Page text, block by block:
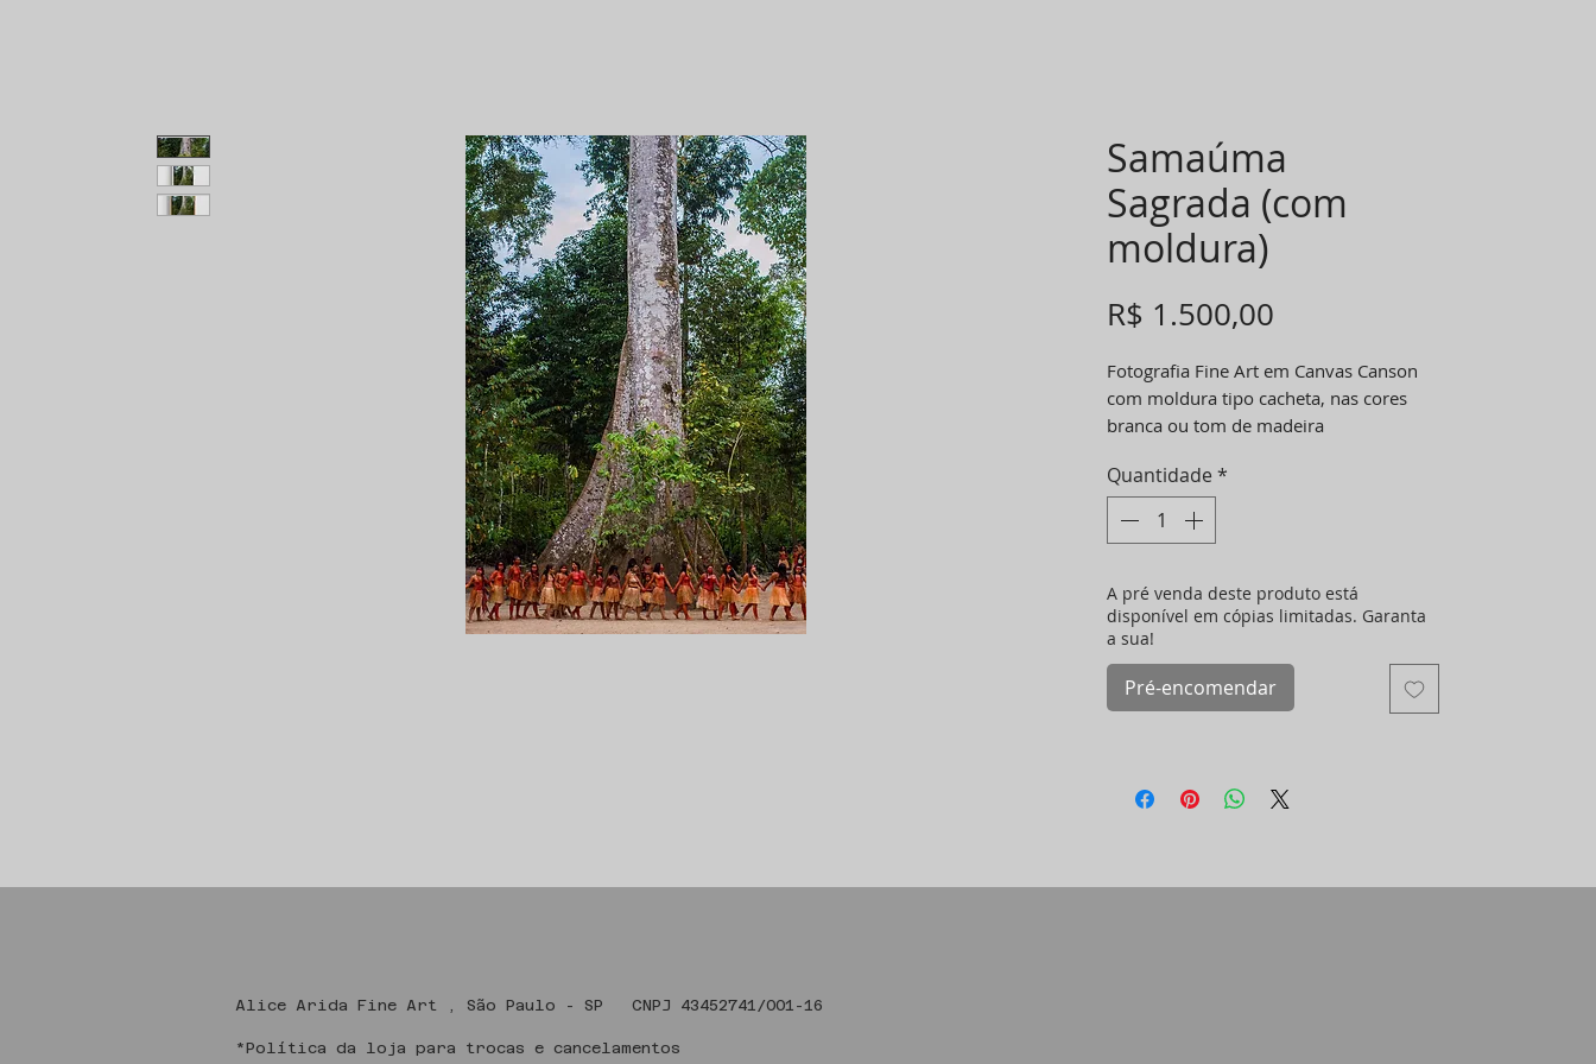
Samaúma
Sagrada (com
moldura)
R$ 1.500,00
Fotografia Fine Art em Canvas Canson
com moldura tipo cacheta, nas cores
branca ou tom de madeira
40x60cm
*cópia assinada e numerada.
*25% DO VALOR DE CADA FOTO (sem
indígena Yawanawá.
*(as imagens das molduras aqui são
ilustrativas, se tiver alguma dúvida entre
em contato)
Quantidade *
A pré venda deste produto está
disponível em cópias limitadas. Garanta
a sua!
Pré-encomendar
Alice Arida Fine Art , São Paulo - SP CNPJ 43452741/001-16 ​
*Política da loja para trocas e cancelamentos